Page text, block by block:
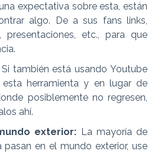
expectativa sobre esta, están
algo. De a sus fans links,
presentaciones, etc., para que
Si también está usando Youtube
herramienta y en lugar de
posiblemente no regresen,
ahí.
exterior: La mayoría de
en el mundo exterior, use